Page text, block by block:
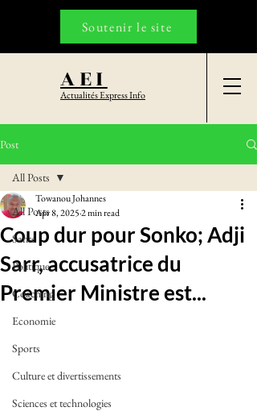
AEI
Actualités Express Info
Soutenir le site
Post
All Posts
Santé
Politique
Coaching
Economie
Sports
Culture et divertissements
Sciences et technologies
All Posts
Coup dur pour Sonko; Adji
Sarr, accusatrice du
Premier Ministre est...
Towanou Johannes
Apr 8, 20252 min read